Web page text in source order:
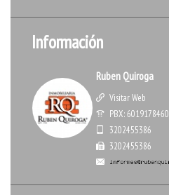
Información
Ruben Quiroga
Visitar Web
PBX: 6019178460
3202455386
3202455386